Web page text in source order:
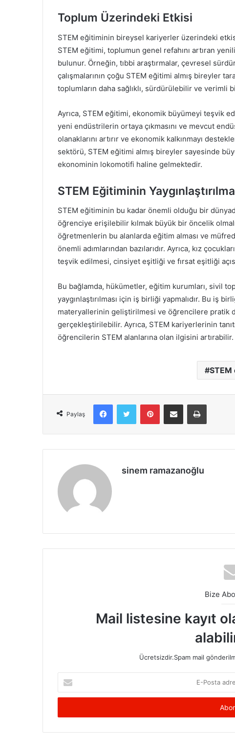
Toplum Üzerindeki Etkisi
STEM eğitiminin bireysel kariyerler üzerindeki
STEM eğitimi, toplumun genel refahını artıran
bulunur. Örneğin, tıbbi araştırmalar, çevresel
çalışmalarının çoğu STEM eğitimi almış bireyler
toplumların daha sağlıklı, sürdürülebilir ve verimli
Ayrıca, STEM eğitimi, ekonomik büyümeyi teşvik
yeni endüstrilerin ortaya çıkmasını ve mevcut
olanaklarını artırır ve ekonomik kalkınmayı
sektörü, STEM eğitimi almış bireyler sayesinde
ekonominin lokomotifi haline gelmektedir.
STEM Eğitiminin
STEM eğitiminin bu kadar önemli olduğu bir
öğrenciye erişilebilir kılmak büyük bir öncelik
öğretmenlerin bu alanlarda eğitim alması ve
önemli adımlarından bazılarıdır. Ayrıca, kız
teşvik edilmesi, cinsiyet eşitliği ve fırsat eşitliği
Bu bağlamda, hükümetler, eğitim kurumları, sivil
yaygınlaştırılması için iş birliği yapmalıdır. Bu iş
materyallerinin geliştirilmesi ve öğrencilere pratik
gerçekleştirilebilir. Ayrıca, STEM kariyerlerinin
öğrencilerin STEM alanlarına olan ilgisini artırabilir.
Paylaş
Facebook
X PinterestE-Posta ile paylaş Yazdır
sinem ramazanoğlu
Bize
Mail listesine kayıt
Ücretsizdir.Spam mail
Posta
adresinizi